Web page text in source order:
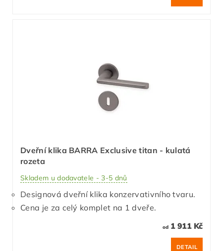
Dveřní klika BARRA Exclusive titan - kulatá
rozeta
Skladem u dodavatele - 3-5 dnů
Designová dveřní klika konzervativního tvaru.
Cena je za celý komplet na 1 dveře.
od1 911 Kč
DETAIL